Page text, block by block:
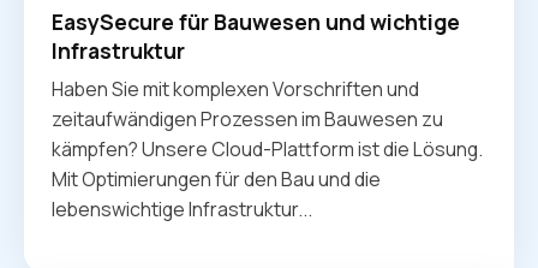
EasySecure für Bauwesen und wichtige
Infrastruktur
Haben Sie mit komplexen Vorschriften und
zeitaufwändigen Prozessen im Bauwesen zu
kämpfen? Unsere Cloud-Plattform ist die Lösung.
Mit Optimierungen für den Bau und die
lebenswichtige Infrastruktur...